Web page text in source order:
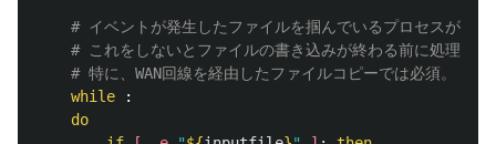
# イベントが発生したファイルを掴んでいるプロセスが無く
# これをしないとファイルの書き込みが終わる前に処理を
# 特に、WAN回線を経由したファイルコピーでは必須。
while :
do